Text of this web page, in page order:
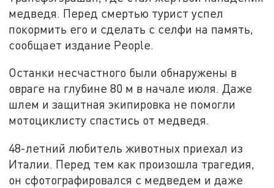
медведя. Перед смертью турист успел
покормить его и сделать с селфи на память,
сообщает издание People.
Останки несчастного были обнаружены в
овраге на глубине 80 м в начале июля. Даже
шлем и защитная экипировка не помогли
мотоциклисту спастись от медведя.
48-летний любитель животных приехал из
Италии. Перед тем как произошла трагедия,
он сфотографировался с медведем и даже